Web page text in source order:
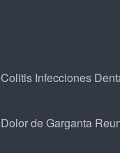
Colitis Infecciones
Dolor de Garganta